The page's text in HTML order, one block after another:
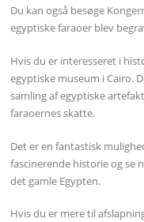
Du kan også besøge
egyptiske faraoer blev
Hvis du er interesseret i
egyptiske museum i Cairo.
samling af egyptiske
faraoernes skatte.
Det er en fantastisk
fascinerende historie og se
det gamle Egypten.
Hvis du er mere til